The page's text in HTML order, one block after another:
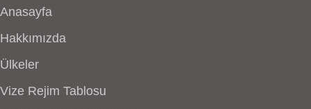
Anasayfa
Hakkımızda
Ülkeler
Vize Rejim Tablosu